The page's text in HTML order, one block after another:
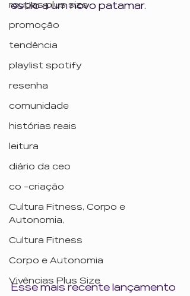
roupas plus size
promoção
tendência
playlist spotify
resenha
comunidade
histórias reais
leitura
diário da ceo
co -criação
Cultura Fitness, Corpo e
Autonomia,
Cultura Fitness
Corpo e Autonomia
Vivências Plus Size
estilo a um novo patamar.
Esse mais recente lançamento